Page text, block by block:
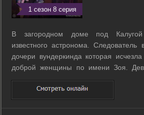
1 сезон 8 серия
В загородном доме под
известного астронома.
дочери вундеркинда которая
доброй женщины по имени Зоя.
Мариной скрывает прошлое и меняет
вещах появляются документы с
расследования Зоя понимает что ...